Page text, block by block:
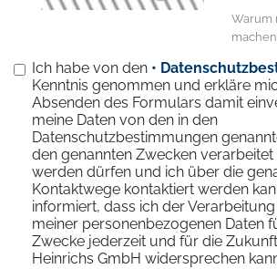
Warum
Ich habe von den •
Kenntnis genommen und erkläre
Absenden des Formulars damit
meine Daten von den in den
Datenschutzbestimmungen
den genannten Zwecken
werden dürfen und ich über die
Kontaktwege kontaktiert werden
informiert, dass ich der
meiner personenbezogenen Daten
Zwecke jederzeit und für die
Heinrichs GmbH widersprechen